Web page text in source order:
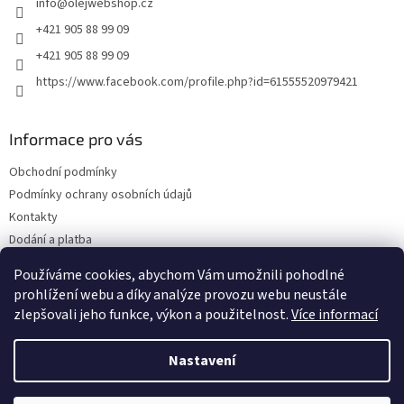
Používáme cookies, abychom Vám umožnili pohodlné
prohlížení webu a díky analýze provozu webu neustále
zlepšovali jeho funkce, výkon a použitelnost.Více informací
Nastavení
+421 905 88 99 09
+421 905 88 99 09
https://www.facebook.com/profile.php?id=61555520979421
Informace pro vás
Obchodní podmínky
Podmínky ochrany osobních údajů
Kontakty
Dodání a platba
Hodnocení obchodu
Vytvořil Shoptet